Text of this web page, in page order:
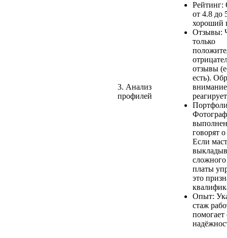
3. Анализ
профилей
от 4.8 до
хороший
Отзывы:
только
отзывы
есть).
говорят
Если
платы
это
Опыт:
стаж
помогает